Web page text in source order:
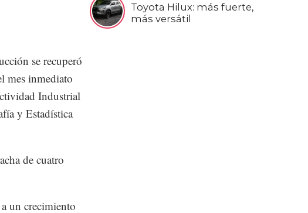
Toyota Hilux: más fuerte,
más versátil
se recuperó
mes inmediato
Industrial
y Estadística
de cuatro
un crecimiento